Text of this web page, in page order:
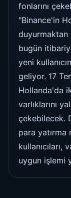
fonlarını
"Binance'in
duyurmaktan
bugün
yeni
geliyor. 17
Hollanda'da
varlıklarını
çekebilecek.
para yatırma
kullanıcıları,
uygun işlemi